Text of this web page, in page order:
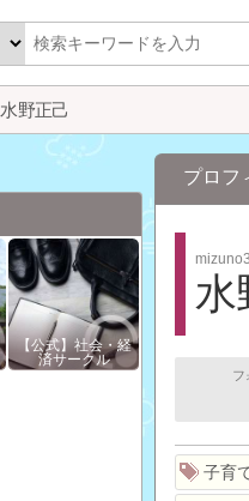
水野正己
プロフ
水
フ
子育
【公式】社会・経
済サークル